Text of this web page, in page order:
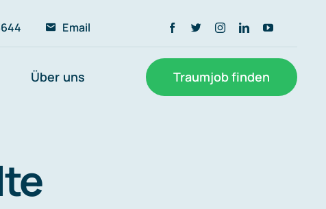
Email
Über uns Traumjob finden